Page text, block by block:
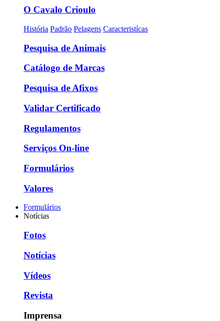
O Cavalo Crioulo
História Padrão Pelagens Caracteristícas
Pesquisa de Animais
Catálogo de Marcas
Pesquisa de Afixos
Validar Certificado
Regulamentos
Serviços On-line
Formulários
Valores
Formulários
Notícias
Fotos
Notícias
Vídeos
Revista
Imprensa